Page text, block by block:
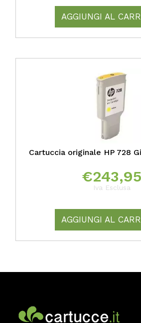
AGGIUNGI AL
Cartuccia originale HP 728
€243,95
Iva Esclusa
AGGIUNGI AL